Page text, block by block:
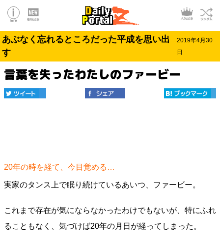
あぶなく忘れるところだった平成を思い出
す
2019年4月30
日
言葉を失ったわたしのファービー
20年の時を経て、今目覚める…
実家のタンス上で眠り続けているあいつ、ファービー。
これまで存在が気にならなかったわけでもないが、特にふれ
ることもなく、気づけば20年の月日が経ってしまった。